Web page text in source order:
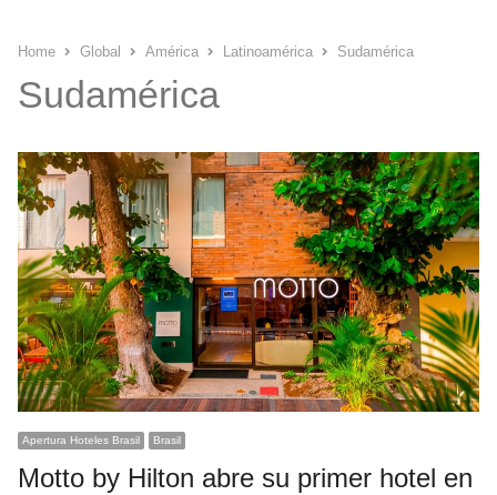
Home Global América Latinoamérica Sudamérica
Sudamérica
Apertura Hoteles Brasil Brasil
Motto by Hilton abre su primer hotel en